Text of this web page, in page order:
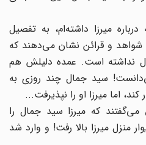
میرزا داشته‌ام، به تفصیل
و قرائن نشان می‌دهند که
نداشته است. عمده دلیلش هم
سید جمال چند روزی به
اما میرزا او را نپذیرفت...
که میرزا سید جمال را
منزل میرزا بالا رفت! و وارد شد